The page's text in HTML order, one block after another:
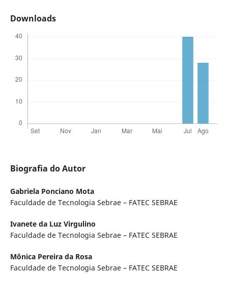
Downloads
Biografia do Autor
Gabriela Ponciano Mota
Faculdade de Tecnologia Sebrae – FATEC SEBRAE
Ivanete da Luz Virgulino
Faculdade de Tecnologia Sebrae – FATEC SEBRAE
Mônica Pereira da Rosa
Faculdade de Tecnologia Sebrae – FATEC SEBRAE